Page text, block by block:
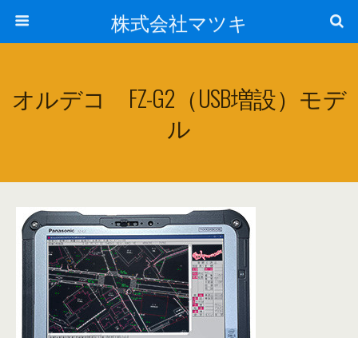
株式会社マツキ
オルデコ FZ-G2（USB増設）モデ
ル